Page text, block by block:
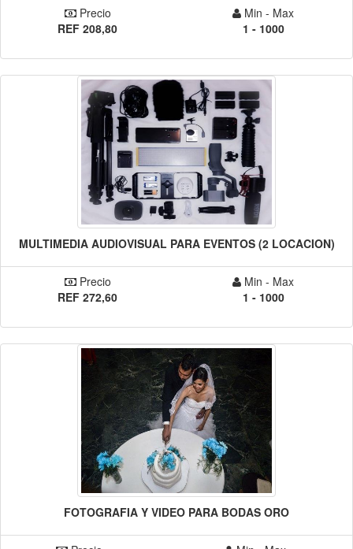
Precio
REF 208,80
Min - Max
1 - 1000
MULTIMEDIA AUDIOVISUAL PARA EVENTOS (2 LOCACION)
Precio
REF 272,60
Min - Max
1 - 1000
FOTOGRAFIA Y VIDEO PARA BODAS ORO